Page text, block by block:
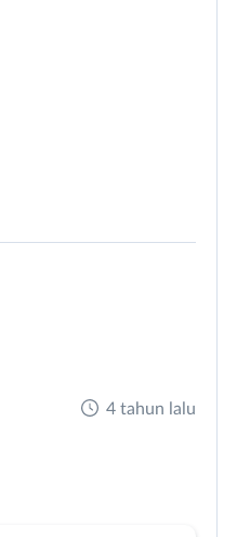
4 tahun lalu